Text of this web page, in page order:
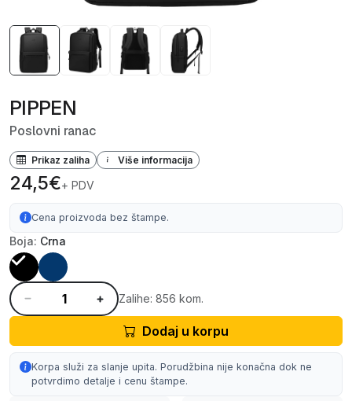
PIPPEN
Poslovni ranac
Prikaz zaliha Više informacija
24,5€+ PDV
Cena proizvoda bez štampe.
Boja: Crna
Zalihe: 856 kom.
Dodaj u korpu
Korpa služi za slanje upita. Porudžbina nije konačna dok ne
potvrdimo detalje i cenu štampe.